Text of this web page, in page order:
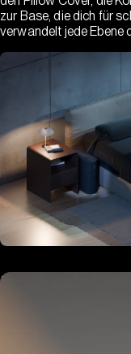
zur Base, die dich für
verwandelt jede Ebene
Hub
Steht neben deinem Bett
Versorgt das gesamte Pod